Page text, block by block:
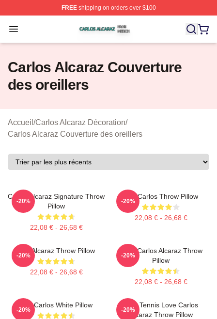
FREEshipping on orders over $100
Open menu
Carlos Alcaraz Shop ⚡️ Officially Licensed Carlos
Carlos Alcaraz Couverture
des oreillers
Accueil /Carlos Alcaraz Décoration/
Carlos Alcaraz Couverture des oreillers
Carlos Alcaraz Signature Throw
Pillow
22,08 € - 26,68 €
-20%
The Carlos Throw Pillow
22,08 € - 26,68 €
-20%
The Alcaraz Throw Pillow
22,08 € - 26,68 €
-20%
Tenis Carlos Alcaraz Throw
Pillow
22,08 € - 26,68 €
-20%
The Carlos White Pillow
-20%
Girls Tennis Love Carlos
Alcaraz Throw Pillow
-20%